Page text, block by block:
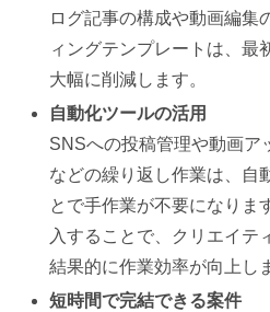
ログ記事の構成や動画編集
ィングテンプレートは、最
大幅に削減します。
自動化ツールの活用
SNSへの投稿管理や動画ア
などの繰り返し作業は、自
とで手作業が不要になりま
入することで、クリエイテ
結果的に作業効率が向上し
短時間で完結できる案件